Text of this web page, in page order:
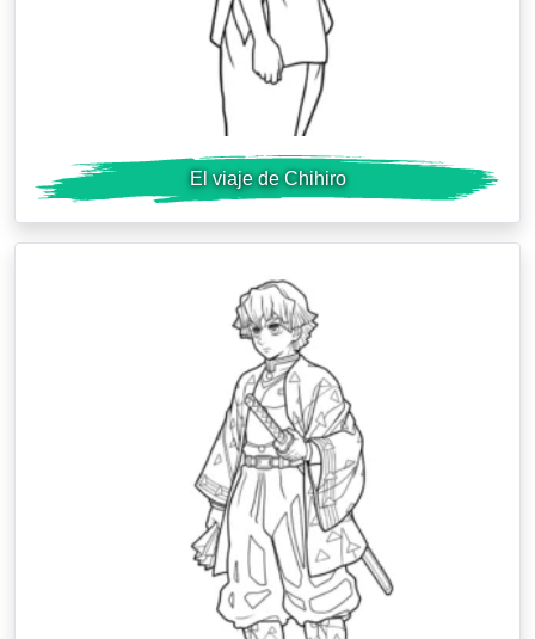
El viaje de Chihiro